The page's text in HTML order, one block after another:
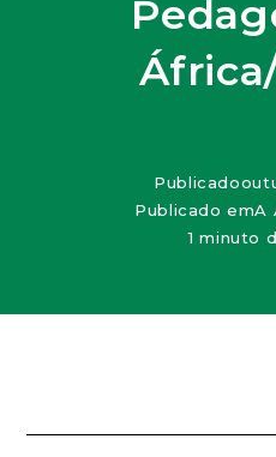
Publicado
Publicado emA
1 minuto